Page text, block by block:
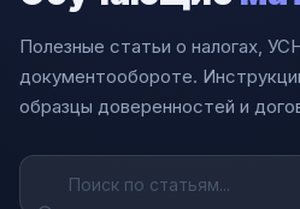
Полезные статьи о налогах,
документообороте.
образцы доверенностей и